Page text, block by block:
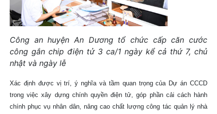
Công an huyện An Dương tổ chức cấp căn cước
công gắn chip điện tử 3 ca/1 ngày kể cả thứ 7, chủ
nhật và ngày lễ
Xác định được vị trí, ý nghĩa và tầm quan trọng của Dự án CCCD
trong việc xây dựng chính quyền điện tử, góp phần cải cách hành
chính phục vụ nhân dân, nâng cao chất lượng công tác quản lý nhà